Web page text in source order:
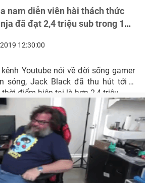
nam diễn viên hài thách thức
đã đạt 2,4 triệu sub trong 13
12:30:00
Youtube nói về đời sống gamer
sóng, Jack Black đã thu hút tới 1
điểm hiện tại là hơn 2,4 triệu.